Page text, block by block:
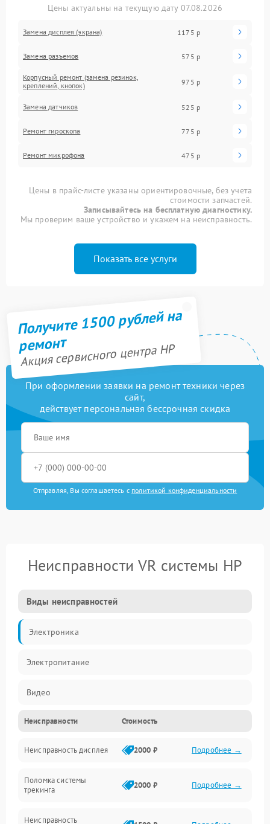
Цены актуальны на текущую дату 07.08.2026
Замена дисплея (экрана) 1175 р
Замена разъемов 575 р
Корпусный ремонт (замена резинок,
креплений, кнопок)
975 р
Замена датчиков 525 р
Ремонт гироскопа 775 р
Ремонт микрофона 475 р
Цены в прайс-листе указаны ориентировочные, без учета
стоимости запчастей.
Записывайтесь на бесплатную диагностику.
Мы проверим ваше устройство и укажем на неисправность.
Показать все услуги
Получите 1500 рублей на
ремонт
Акция сервисного центра HP
При оформлении заявки на ремонт техники через
сайт,
действует персональная бессрочная скидка
Отправляя, Вы соглашаетесь с политикой конфиденциальности
Неисправности VR системы HP
Виды неисправностей
Электроника
Электропитание
Видео
ПО
Сенсоры
Механические повреждения
Неисправности Стоимость
Неисправность дисплея 2000 ₽ Подробнее →
Поломка системы
трекинга
2000 ₽ Подробнее →
Неисправность